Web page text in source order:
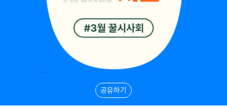
공유하기